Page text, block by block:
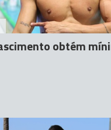
obtém